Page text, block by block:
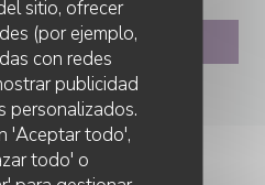
sitio, ofrecer
(por ejemplo,
con redes
publicidad
personalizados.
'Aceptar todo',
todo' o
ET GASTON